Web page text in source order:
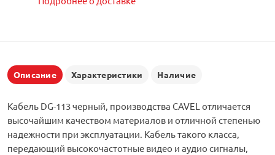
Описание Характеристики Наличие
Кабель DG-113 черный, производства CAVEL отличается
высочайшим качеством материалов и отличной степенью
надежности при эксплуатации. Кабель такого класса,
передающий высокочастотные видео и аудио сигналы,